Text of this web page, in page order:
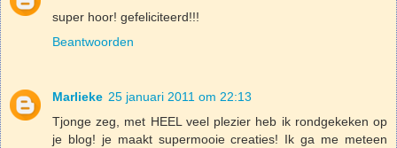
super hoor! gefeliciteerd!!!
Beantwoorden
Marlieke 25 januari 2011 om 22:13
Tjonge zeg, met HEEL veel plezier heb ik rondgekeken op
je blog! je maakt supermooie creaties! Ik ga me meteen